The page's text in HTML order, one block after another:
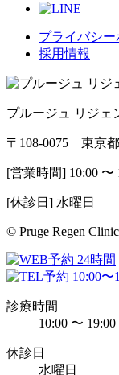
プライバシー
採用情報
プルージュ リジェ
〒108-0075 東京
[営業時間] 10:00 〜
[休診日] 水曜日
© Pruge Regen
診療時間
10:00 〜 19:00
休診日
水曜日